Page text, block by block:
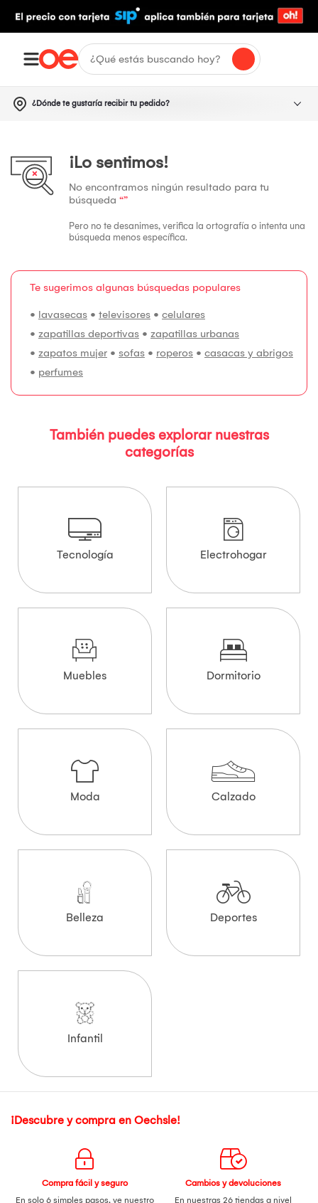
¿Dónde te gustaría recibir tu pedido?
¡Lo sentimos!
No encontramos ningún resultado para tu
búsqueda “”
Pero no te desanimes, verifica la ortografía o intenta una
búsqueda menos específica.
Te sugerimos algunas búsquedas populares
• lavasecas • televisores • celulares
• zapatillas deportivas • zapatillas urbanas
• zapatos mujer • sofas • roperos • casacas y abrigos
• perfumes
También puedes explorar nuestras
categorías
Tecnología Electrohogar
Muebles Dormitorio
Moda Calzado
Belleza Deportes
Infantil
¡Descubre y compra en Oechsle!
Compra fácil y seguro
En solo 6 simples pasos, ve nuestro
Cambios y devoluciones
En nuestras 26 tiendas a nivel